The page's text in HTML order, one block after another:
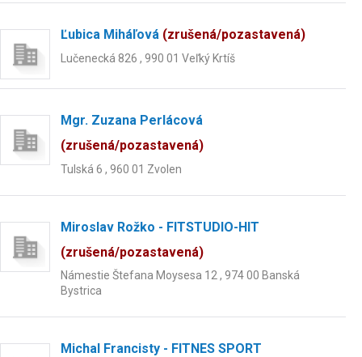
Ľubica Miháľová (zrušená/pozastavená)
Lučenecká 826 , 990 01 Veľký Krtíš
Mgr. Zuzana Perlácová
(zrušená/pozastavená)
Tulská 6 , 960 01 Zvolen
Miroslav Rožko - FITSTUDIO-HIT
(zrušená/pozastavená)
Námestie Štefana Moysesa 12 , 974 00 Banská
Bystrica
Michal Francisty - FITNES SPORT